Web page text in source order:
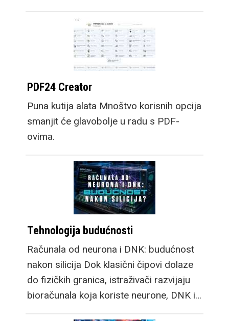
PDF24 Creator
Puna kutija alata Mnoštvo korisnih opcija
smanjit će glavobolje u radu s PDF-
ovima.
Tehnologija budućnosti
Računala od neurona i DNK: budućnost
nakon silicija Dok klasični čipovi dolaze
do fizičkih granica, istraživači razvijaju
bioračunala koja koriste neurone, DNK i…